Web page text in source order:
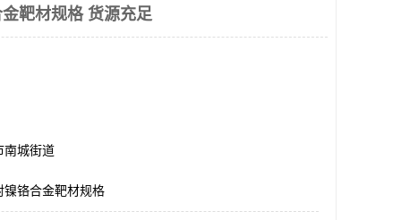
靶材规格 货源充足
南城街道
镍铬合金靶材规格